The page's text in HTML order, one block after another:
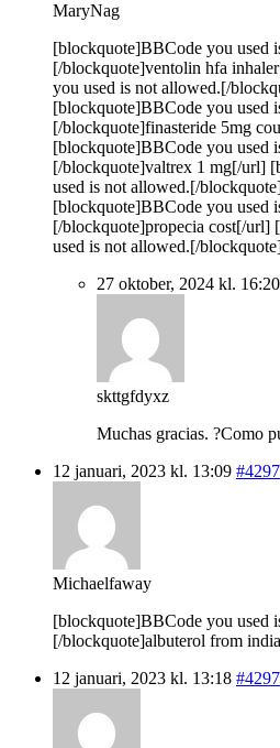
MaryNag
[blockquote]BBCode you used
[/blockquote]ventolin hfa
you used is not allowed.[/
[blockquote]BBCode you used
[/blockquote]finasteride 5mg
[blockquote]BBCode you used
[/blockquote]valtrex 1 mg[/url]
used is not allowed.[/
[blockquote]BBCode you used
[/blockquote]propecia cost[/url]
used is not allowed.[/
27 oktober, 2024 kl. 16:20
skttgfdyxz
Muchas gracias. ?Como
12 januari, 2023 kl. 13:09
Michaelfaway
[blockquote]BBCode you used
[/blockquote]albuterol from
12 januari, 2023 kl. 13:18